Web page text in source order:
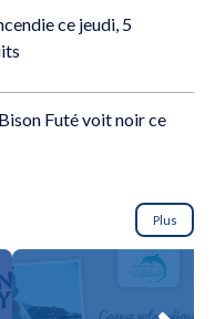
ce jeudi, 5
Futé voit noir ce
Plus